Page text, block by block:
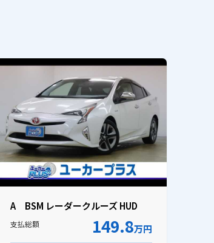
A BSM レーダークルーズ HUD
支払総額 149.8万円